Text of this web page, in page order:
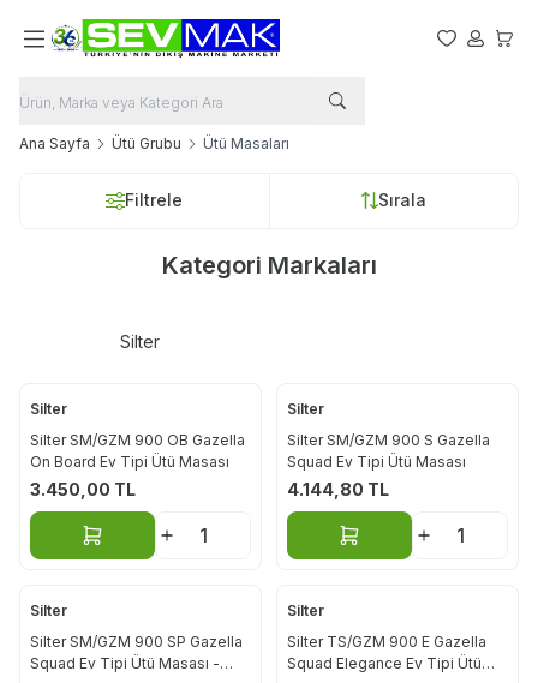
Favorilerim
Hesabım
Ana Sayfa Ütü Grubu Ütü Masaları
Filtrele Sırala
Kategori Markaları
Silter
Silter
Silter SM/GZM 900 OB Gazella
On Board Ev Tipi Ütü Masası
3.450,00 TL
Sepete Ekle
Silter
Silter SM/GZM 900 S Gazella
Squad Ev Tipi Ütü Masası
4.144,80 TL
Sepete Ekle
Silter
Silter SM/GZM 900 SP Gazella
Squad Ev Tipi Ütü Masası -
Silter
Silter TS/GZM 900 E Gazella
Squad Elegance Ev Tipi Ütü